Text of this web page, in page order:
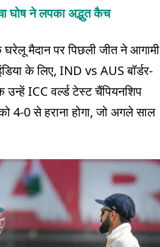
घोष ने लपका अद्भुत कैच
मैदान पर पिछली जीत ने आगामी
के लिए, IND vs AUS बॉर्डर-
ICC वर्ल्ड टेस्ट चैंपियनशिप
0 से हराना होगा, जो अगले साल